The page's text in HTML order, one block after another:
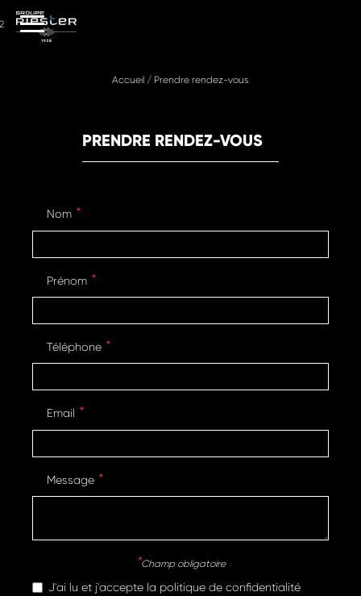
Accueil / Prendre rendez-vous
PRENDRE RENDEZ-VOUS
Nom
Prénom
Téléphone
Email
Message
Champ obligatoire
J'ai lu et j'accepte la politique de confidentialité